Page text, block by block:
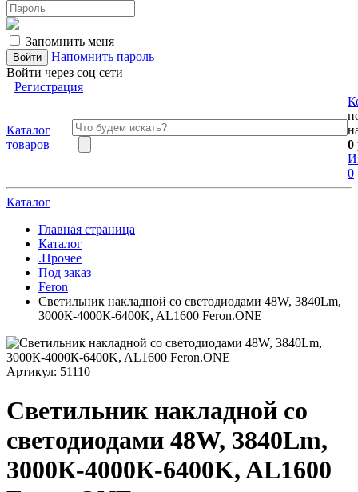
Запомнить меня
Напомнить пароль
Войти через соц сети
Регистрация
Каталог
товаров
0
0
Каталог
Главная страница
Каталог
.Прочее
Под заказ
Feron
Светильник накладной со светодиодами 48W, 3840Lm,
3000К-4000К-6400K, AL1600 Feron.ONE
Артикул: 51110
Светильник накладной со
светодиодами 48W, 3840Lm,
3000К-4000К-6400K, AL1600